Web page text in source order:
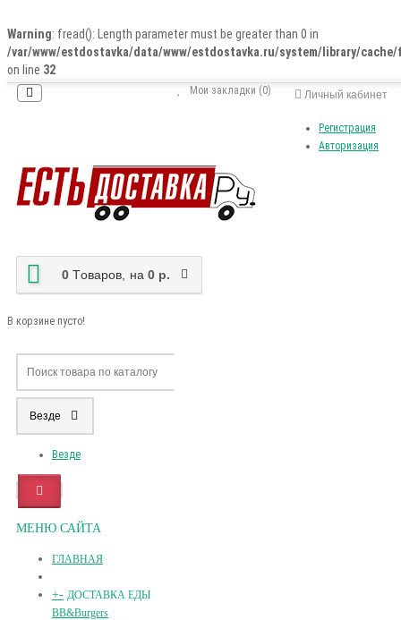
Warning: fread(): Length parameter must be greater than 0 in
/var/www/estdostavka/data/www/estdostavka.ru/system/library/cache/
on line 32
Личный кабинет
Регистрация
Авторизация
Мои закладки (0)
0 Tоваров, на 0 р.
В корзине пусто!
Везде
Везде
МЕНЮ САЙТА
ГЛАВНАЯ
+- ДОСТАВКА ЕДЫ
BB&Burgers